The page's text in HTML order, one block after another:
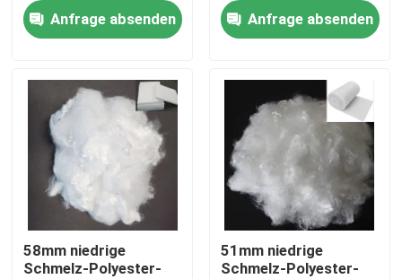
Kontakt
Referenzen
Dickflüssige Spinnfaser
Recycelte Polyester-Stapelfaser
Polypropylen-Stapelfaser
Anfrage absenden
Anfrage absenden
58mm niedrige
Schmelz-Polyester-
51mm niedrige
Schmelz-Polyester-